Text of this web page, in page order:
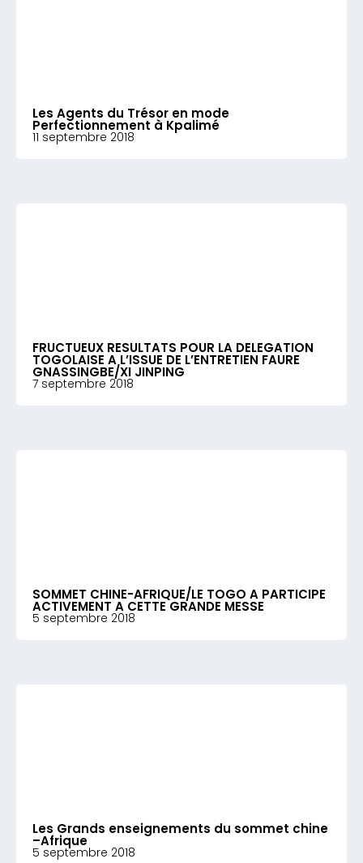
Les Agents du Trésor en mode
Perfectionnement à Kpalimé
11 septembre 2018
FRUCTUEUX RESULTATS POUR LA DELEGATION
TOGOLAISE A L’ISSUE DE L’ENTRETIEN FAURE
GNASSINGBE/XI JINPING
7 septembre 2018
SOMMET CHINE-AFRIQUE/LE TOGO A PARTICIPE
ACTIVEMENT A CETTE GRANDE MESSE
5 septembre 2018
Les Grands enseignements du sommet chine
–Afrique
5 septembre 2018